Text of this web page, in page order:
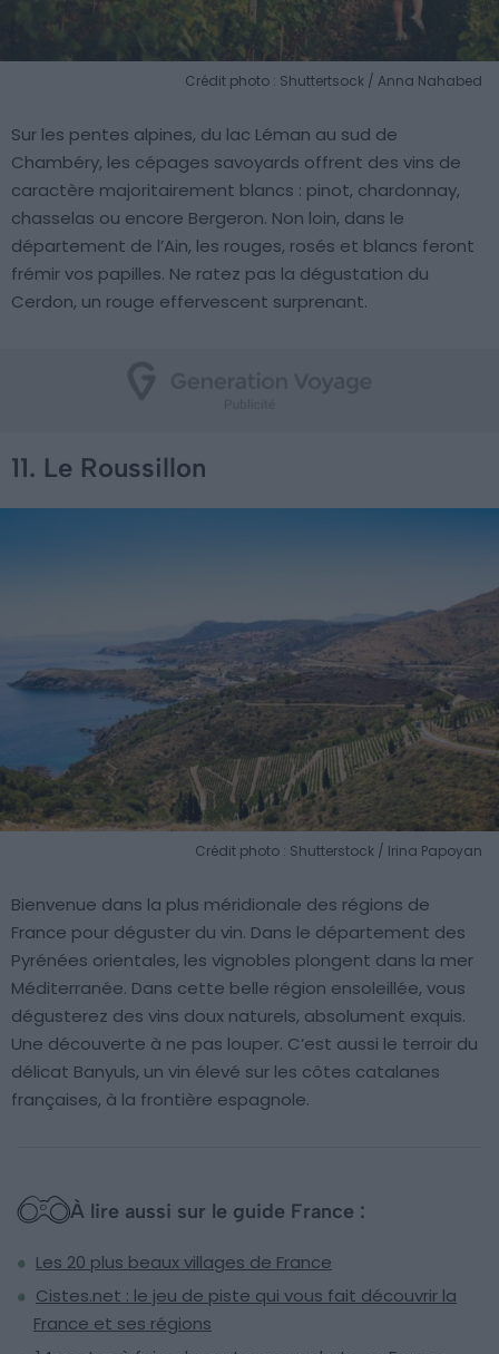
Crédit photo : Shuttertsock / Anna Nahabed
Sur les pentes alpines, du lac Léman au sud de
Chambéry, les cépages savoyards offrent des vins de
caractère majoritairement blancs : pinot, chardonnay,
chasselas ou encore Bergeron. Non loin, dans le
département de l’Ain, les rouges, rosés et blancs feront
frémir vos papilles. Ne ratez pas la dégustation du
Cerdon, un rouge effervescent surprenant.
11. Le Roussillon
Crédit photo : Shutterstock / Irina Papoyan
Bienvenue dans la plus méridionale des régions de
France pour déguster du vin. Dans le département des
Pyrénées orientales, les vignobles plongent dans la mer
Méditerranée. Dans cette belle région ensoleillée, vous
dégusterez des vins doux naturels, absolument exquis.
Une découverte à ne pas louper. C’est aussi le terroir du
délicat Banyuls, un vin élevé sur les côtes catalanes
françaises, à la frontière espagnole.
À lire aussi sur le guide France :
Les 20 plus beaux villages de France
Cistes.net : le jeu de piste qui vous fait découvrir la
France et ses régions